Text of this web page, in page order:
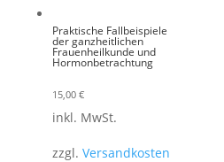
Praktische Fallbeispiele
der ganzheitlichen
Frauenheilkunde und
Hormonbetrachtung
15,00 €
inkl. MwSt.
zzgl. Versandkosten